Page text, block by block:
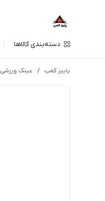
دسته‌بندی کالاها
پاییز کمپ / عینک ورزشی